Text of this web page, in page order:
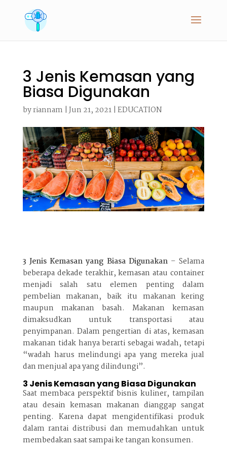
3 Jenis Kemasan yang
Biasa Digunakan
byriannam |Jun 21, 2021| EDUCATION
3 Jenis Kemasan yang Biasa Digunakan– Selama
beberapa dekade terakhir, kemasan atau container
menjadi salah satu elemen penting dalam
pembelian makanan, baik itu makanan kering
maupun makanan basah. Makanan kemasan
dimaksudkan untuk transportasi atau
penyimpanan. Dalam pengertian di atas, kemasan
makanan tidak hanya berarti sebagai wadah, tetapi
“wadah harus melindungi apa yang mereka jual
dan menjual apa yang dilindungi”.
3 Jenis Kemasan yang Biasa Digunakan
Saat membaca perspektif bisnis kuliner, tampilan
atau desain kemasan makanan dianggap sangat
penting. Karena dapat mengidentifikasi produk
dalam rantai distribusi dan memudahkan untuk
membedakan saat sampai ke tangan konsumen.